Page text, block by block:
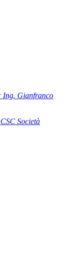
Ing. Gianfranco
Società